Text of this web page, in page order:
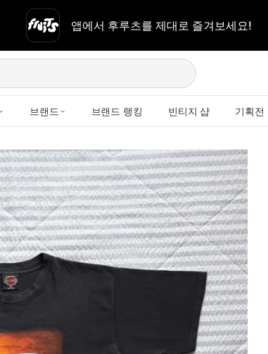
앱에서 후루츠를 제대로 즐겨보세요!
브랜드 브랜드 랭킹 빈티지 샵 기획전